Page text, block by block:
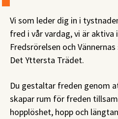
Vi som leder dig in i
fred i vår vardag, vi är aktiva
Fredsrörelsen och
Det Yttersta Trädet.
Du gestaltar freden genom
skapar rum för freden
hopplöshet, hopp och